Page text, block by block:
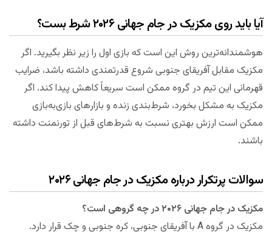
آیا باید روی مکزیک در جام جهانی ۲۰۲۶ شرط بست؟
هوشمندانه‌ترین روش این است که بازی اول را زیر نظر بگیرید. اگر
مکزیک مقابل آفریقای جنوبی شروع قدرتمندی داشته باشد، ضرایب
قهرمانی این تیم در گروه ممکن است سریعاً کاهش پیدا کند. اگر
مکزیک به مشکل بخورد، شرط‌بندی زنده و بازارهای بازی‌به‌بازی
ممکن است ارزش بهتری نسبت به شرط‌های قبل از تورنمنت داشته
باشند.
سوالات پرتکرار درباره مکزیک در جام جهانی ۲۰۲۶
مکزیک در جام جهانی ۲۰۲۶ در چه گروهی است؟
مکزیک در گروه A با آفریقای جنوبی، کره جنوبی و چک قرار دارد.